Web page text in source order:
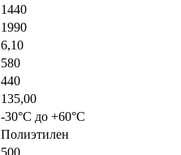
1440
1990
6,10
580
440
135,00
-30°C до +60°C
Полиэтилен
500